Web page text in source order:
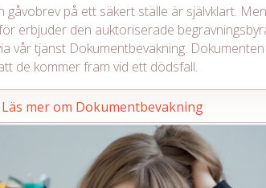
på ett säkert ställe är självklart.
erbjuder den auktoriserade
vår tjänst Dokumentbevakning.
de kommer fram vid ett dödsfall.
Läs mer om Dokumentbevakning